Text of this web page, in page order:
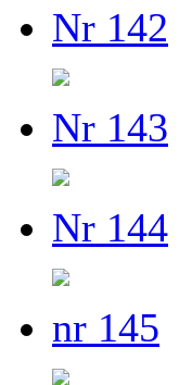
Nr 142
Nr 143
Nr 144
nr 145